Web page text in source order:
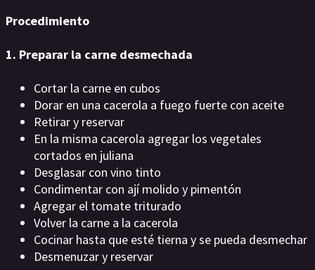
Procedimiento
1. Preparar la carne desmechada
Cortar la carne en cubos
Dorar en una cacerola a fuego fuerte con aceite
Retirar y reservar
En la misma cacerola agregar los vegetales
cortados en juliana
Desglasar con vino tinto
Condimentar con ají molido y pimentón
Agregar el tomate triturado
Volver la carne a la cacerola
Cocinar hasta que esté tierna y se pueda desmechar
Desmenuzar y reservar